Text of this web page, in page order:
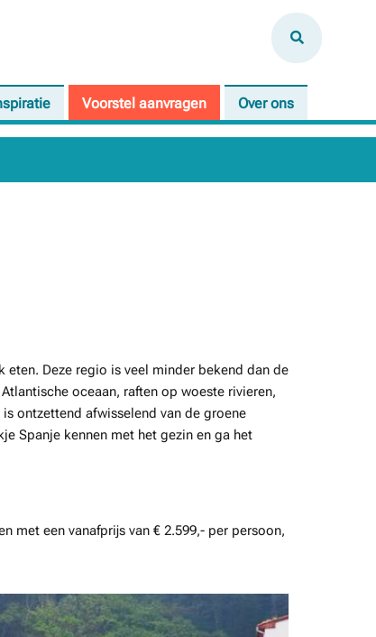
Voorstel aanvragen Over ons
Deze regio is veel minder bekend dan de
oceaan, raften op woeste rivieren,
ontzettend afwisselend van de groene
Spanje kennen met het gezin en ga het
met een vanafprijs van € 2.599,- per persoon,